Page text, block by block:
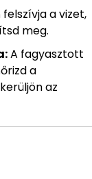
a vizet,
meg.
A fagyasztott
a
az